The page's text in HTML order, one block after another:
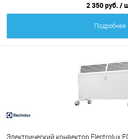
2 350 руб. /
Подробнее
Электрический конвектор Electrolux